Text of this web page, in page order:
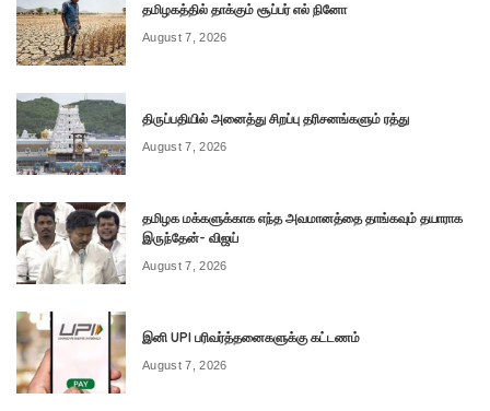
தமிழகத்தில் தாக்கும் சூப்பர் எல் நினோ
August 7, 2026
திருப்பதியில் அனைத்து சிறப்பு தரிசனங்களும் ரத்து
August 7, 2026
தமிழக மக்களுக்காக எந்த அவமானத்தை தாங்கவும் தயாராக
இருந்தேன்- விஜய்
August 7, 2026
இனி UPI பரிவர்த்தனைகளுக்கு கட்டணம்
August 7, 2026